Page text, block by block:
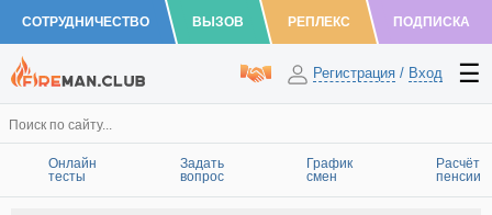
СОТРУДНИЧЕСТВО ВЫЗОВ РЕПЛЕКС ПОДПИСКА
Регистрация / Вход
Онлайн
тесты
Задать
вопрос
График
смен
Расчёт
пенсии